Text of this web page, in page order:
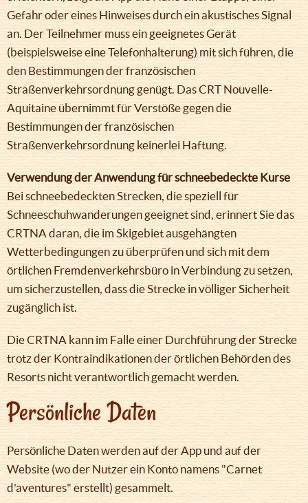
Gefahr oder eines Hinweises durch ein akustisches Signal
an. Der Teilnehmer muss ein geeignetes Gerät
(beispielsweise eine Telefonhalterung) mit sich führen, die
den Bestimmungen der französischen
Straßenverkehrsordnung genügt. Das CRT Nouvelle-
Aquitaine übernimmt für Verstöße gegen die
Bestimmungen der französischen
Straßenverkehrsordnung keinerlei Haftung.
Verwendung der Anwendung für schneebedeckte Kurse
Bei schneebedeckten Strecken, die speziell für
Schneeschuhwanderungen geeignet sind, erinnert Sie das
CRTNA daran, die im Skigebiet ausgehängten
Wetterbedingungen zu überprüfen und sich mit dem
örtlichen Fremdenverkehrsbüro in Verbindung zu setzen,
um sicherzustellen, dass die Strecke in völliger Sicherheit
zugänglich ist.
Die CRTNA kann im Falle einer Durchführung der Strecke
trotz der Kontraindikationen der örtlichen Behörden des
Resorts nicht verantwortlich gemacht werden.
Persönliche Daten
Persönliche Daten werden auf der App und auf der
Website (wo der Nutzer ein Konto namens "Carnet
d'aventures" erstellt) gesammelt.